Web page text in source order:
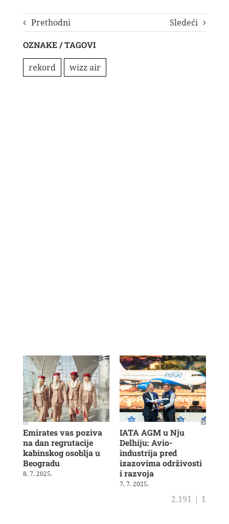
Prethodni Sledeći
OZNAKE / TAGOVI
rekord wizz air
Emirates vas poziva
na dan regrutacije
kabinskog osoblja u
Beogradu
8. 7. 2025.
IATA AGM u Nju
Delhiju: Avio-
industrija pred
izazovima održivosti
i razvoja
7. 7. 2025.
2.191 | 1